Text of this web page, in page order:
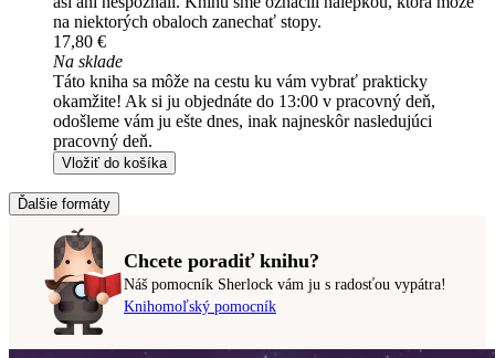
na niektorých obaloch zanechať stopy.
17,80 €
Na sklade
Táto kniha sa môže na cestu ku vám vybrať prakticky
okamžite! Ak si ju objednáte do 13:00 v pracovný deň,
odošleme vám ju ešte dnes, inak najneskôr nasledujúci
pracovný deň.
Vložiť do košíka
Ďalšie formáty
Chcete poradiť knihu?
Náš pomocník Sherlock vám ju s radosťou vypátra!
Knihomoľský pomocník